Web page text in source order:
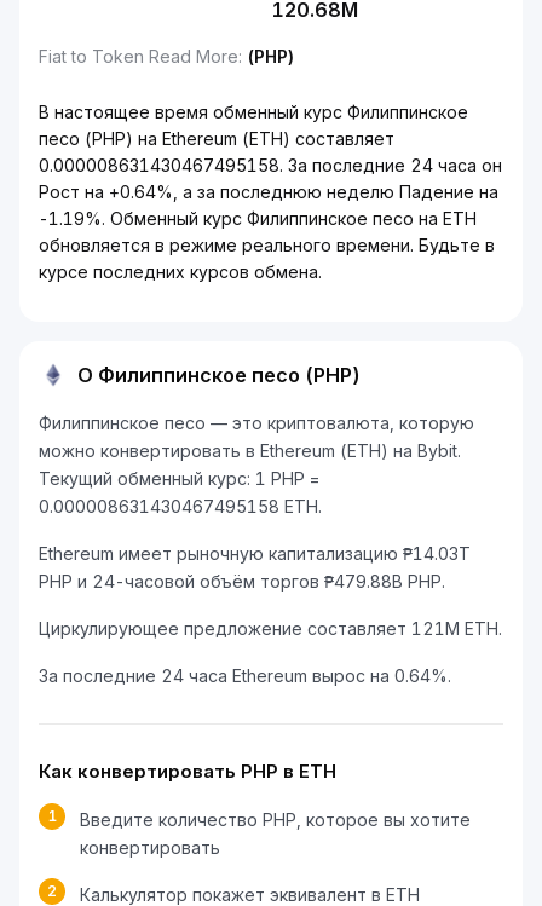
120.68M
Fiat to Token Read More: (PHP)
В настоящее время обменный курс Филиппинское
песо (PHP) на Ethereum (ETH) составляет
0.000008631430467495158. За последние 24 часа он
Рост на +0.64%, а за последнюю неделю Падение на
-1.19%. Обменный курс Филиппинское песо на ETH
обновляется в режиме реального времени. Будьте в
курсе последних курсов обмена.
О Филиппинское песо (PHP)
Филиппинское песо — это криптовалюта, которую
можно конвертировать в Ethereum (ETH) на Bybit.
Текущий обменный курс: 1 PHP =
0.000008631430467495158 ETH.
Ethereum имеет рыночную капитализацию ₱14.03T
PHP и 24-часовой объём торгов ₱479.88B PHP.
Циркулирующее предложение составляет 121M ETH.
За последние 24 часа Ethereum вырос на 0.64%.
Как конвертировать PHP в ETH
1
Введите количество PHP, которое вы хотите
конвертировать
2 Калькулятор покажет эквивалент в ETH